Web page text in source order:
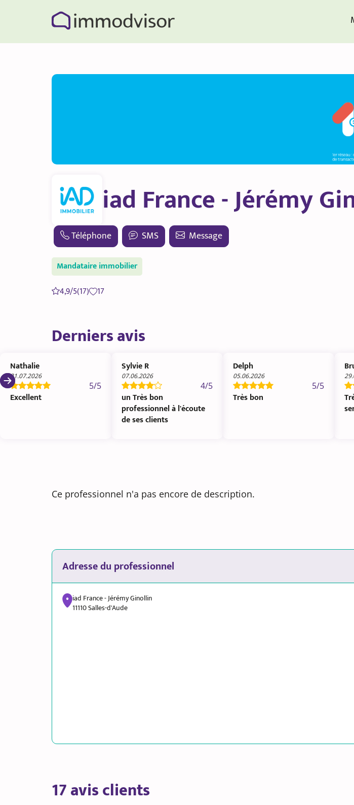
iad France - Jérémy
Téléphone SMS Message
Mandataire immobilier
4,9/5(17) 17
Derniers avis
Nathalie
21.07.2026
5/5
Excellent
Sylvie R
07.06.2026
4/5
un Très bon
professionnel à l'écoute
de ses clients
Delph
05.06.2026
5/5
Très bon
Ce professionnel n'a pas encore de description.
Adresse du professionnel
iad France - Jérémy Ginollin
11110 Salles-d'Aude
17 avis clients